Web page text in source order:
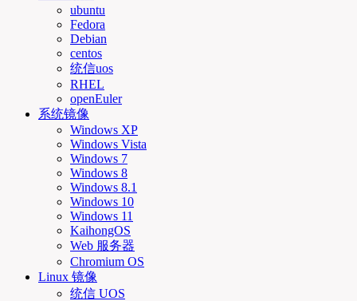
ubuntu
Fedora
Debian
centos
统信uos
RHEL
openEuler
系统镜像
Windows XP
Windows Vista
Windows 7
Windows 8
Windows 8.1
Windows 10
Windows 11
KaihongOS
Web 服务器
Chromium OS
Linux 镜像
统信 UOS